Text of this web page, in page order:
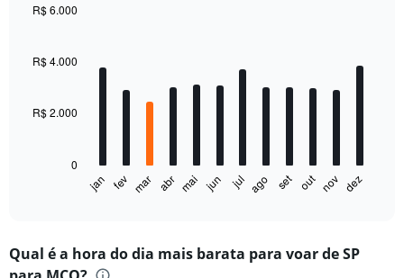
with
The
Range:
jan fev mar abr mai jun jul ago set out nov dez
0
R$ 2.000
R$ 4.000
R$ 6.000
Qual é a hora do dia mais barata para voar de SP